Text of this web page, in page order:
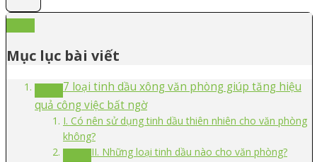
Mục lục bài viết
7 loại tinh dầu xông văn phòng giúp tăng hiệu
quả công việc bất ngờ
I. Có nên sử dụng tinh dầu thiên nhiên cho văn phòng
không?
II. Những loại tinh dầu nào cho văn phòng?